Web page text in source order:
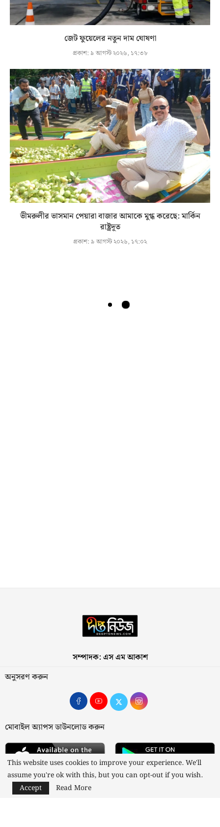
জেট ফুয়েলের নতুন দাম ঘোষণা
প্রকাশ: ৯ আগস্ট ২০২৬, ১৭:৩৮
ভীমরুলীর ভাসমান পেয়ারা বাজার আমাকে মুগ্ধ করেছে: মার্কিন
রাষ্ট্রদূত
প্রকাশ: ৯ আগস্ট ২০২৬, ১৭:০২
সম্পাদক: এস এম আকাশ
অনুসরণ করুন
মোবাইল অ্যাপস ডাউনলোড করুন
This website uses cookies to improve your experience. We'll
assume you're ok with this, but you can opt-out if you wish.
Accept
Read More